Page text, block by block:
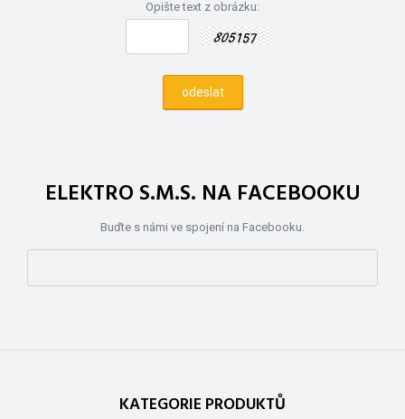
Opište text z obrázku:
ELEKTRO S.M.S. NA FACEBOOKU
Buďte s námi ve spojení na Facebooku.
KATEGORIE PRODUKTŮ